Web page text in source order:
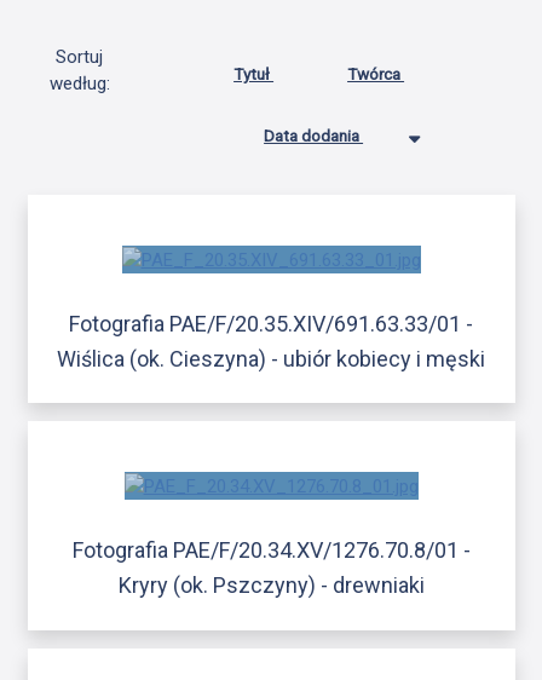
Sortuj
według:
Tytuł Twórca
Data dodania
Fotografia PAE/F/20.35.XIV/691.63.33/01 -
Wiślica (ok. Cieszyna) - ubiór kobiecy i męski
Fotografia PAE/F/20.34.XV/1276.70.8/01 -
Kryry (ok. Pszczyny) - drewniaki